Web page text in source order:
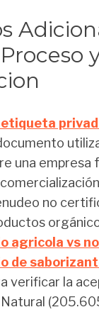
una empresa
no
agricola vs
de
verificar la